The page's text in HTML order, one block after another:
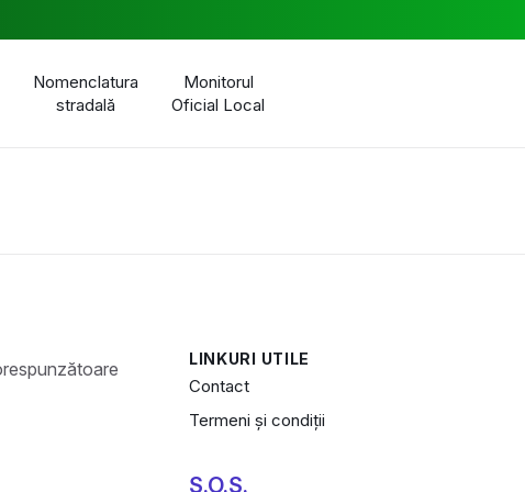
Nomenclatura
stradală
Monitorul
Oficial Local
LINKURI UTILE
Contact
Termeni și condiții
S.O.S.